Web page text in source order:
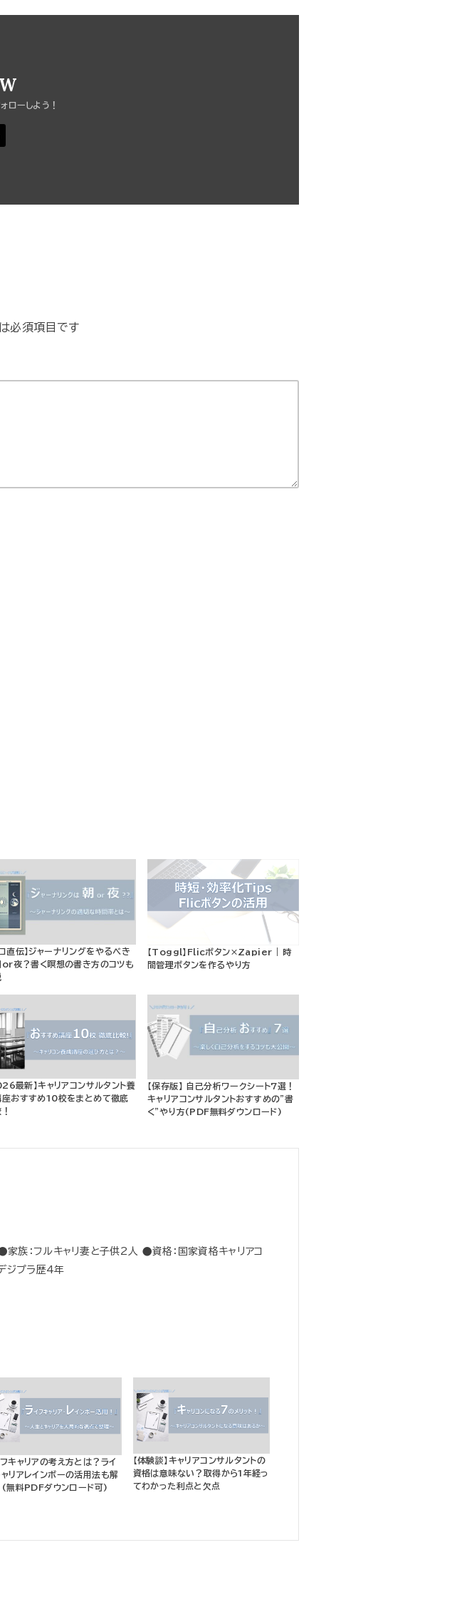
必須項目です
ロ直伝】ジャーナリングをやるべき
or夜？書く瞑想の書き方のコツも
【Toggl】Flicボタン×Zapier | 時
間管理ボタンを作るやり方
最新】キャリアコンサルタント養
座おすすめ10校をまとめて徹底
【保存版】 自己分析ワークシート7選！
キャリアコンサルタントおすすめの”書
く”やり方(PDF無料ダウンロード)
ジプラ歴4年
キャリアの考え方とは？ライ
リアレインボーの活用法も解
(無料PDFダウンロード可)
【体験談】キャリアコンサルタントの
資格は意味ない？取得から1年経っ
てわかった利点と欠点